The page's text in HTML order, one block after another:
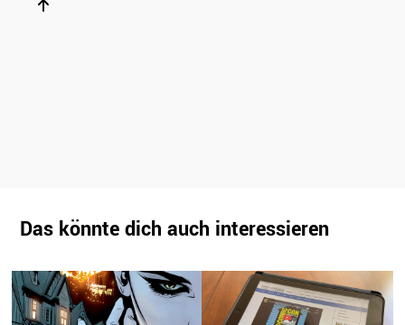
Das könnte dich auch interessieren